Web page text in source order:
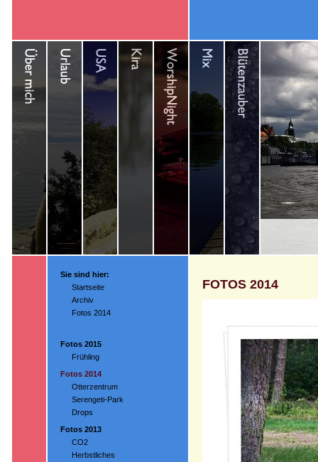
Sie sind hier:
Startseite
Archiv
Fotos 2014
Fotos 2015
Frühling
Fotos 2014
Otterzentrum
Serengeti-Park
Drops
Fotos 2013
CO2
Herbstliches
FOTOS 2014